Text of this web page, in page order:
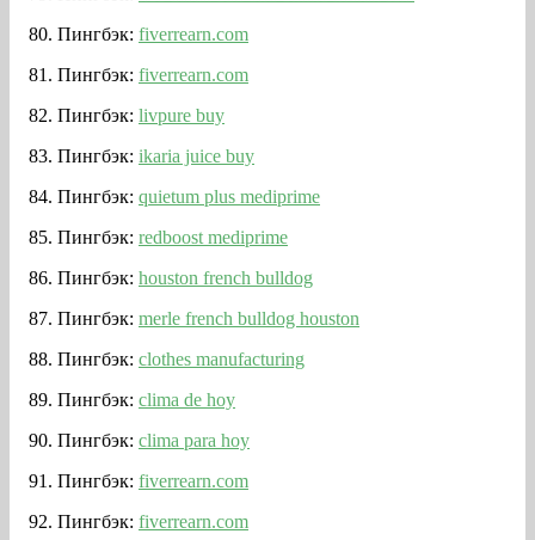
Пингбэк: fiverrearn.com
Пингбэк: fiverrearn.com
Пингбэк: livpure buy
Пингбэк: ikaria juice buy
Пингбэк: quietum plus mediprime
Пингбэк: redboost mediprime
Пингбэк: houston french bulldog
Пингбэк: merle french bulldog houston
Пингбэк: clothes manufacturing
Пингбэк: clima de hoy
Пингбэк: clima para hoy
Пингбэк: fiverrearn.com
Пингбэк: fiverrearn.com